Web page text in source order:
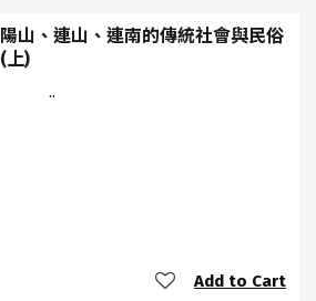
陽山、連山、連南的傳統社會與民俗
(上)
..
Add to Cart